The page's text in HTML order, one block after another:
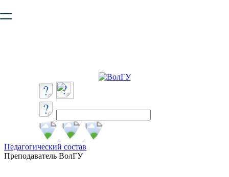
безопасную работу с сайтом. Пожалуйста
Педагогический состав
Преподаватель ВолГУ